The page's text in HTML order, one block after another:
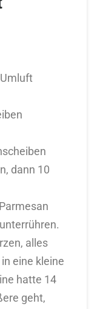
dann 10
alles
eine kleine
hatte 14
geht,